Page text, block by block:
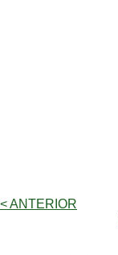
< ANTERIOR